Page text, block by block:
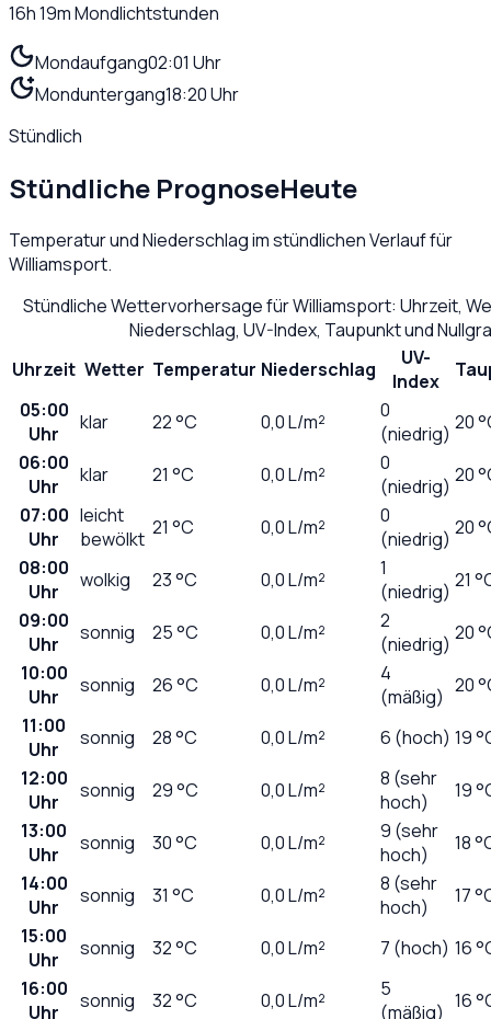
16h 19mMondlichtstunden
Mondaufgang02:01 Uhr
Monduntergang18:20 Uhr
Stündlich
Stündliche PrognoseHeute
Temperatur und Niederschlag im stündlichen Verlauf für
Williamsport.
Stündliche Wettervorhersage fürWilliamsport: Uhrzeit,
Niederschlag, UV-Index, Taupunkt und
Uhrzeit Wetter Temperatur Niederschlag
UV-
Index
05:00
Uhr
klar 22°C 0,0L/m²
0
(niedrig) 20
06:00
Uhr
klar 21 °C 0,0L/m²
0
(niedrig) 20
07:00
Uhr
leicht
bewölkt 21 °C 0,0L/m²
0
(niedrig) 20
08:00
Uhr
wolkig 23°C 0,0L/m²
1
(niedrig) 21
09:00
Uhr
sonnig 25°C 0,0L/m²
2
(niedrig) 20
10:00
Uhr
sonnig 26°C 0,0L/m²
4
(mäßig) 20
11:00
Uhr
sonnig 28°C 0,0L/m² 6 (hoch) 19
12:00
Uhr
sonnig 29°C 0,0L/m²
8 (sehr
hoch)
19
13:00
Uhr
sonnig 30°C 0,0L/m²
9 (sehr
hoch)
18
14:00
Uhr
sonnig 31 °C 0,0L/m²
8 (sehr
hoch)
17
15:00
Uhr
sonnig 32°C 0,0L/m² 7 (hoch) 16
16:00
Uhr
sonnig 32°C 0,0L/m²
5
(mäßig) 16